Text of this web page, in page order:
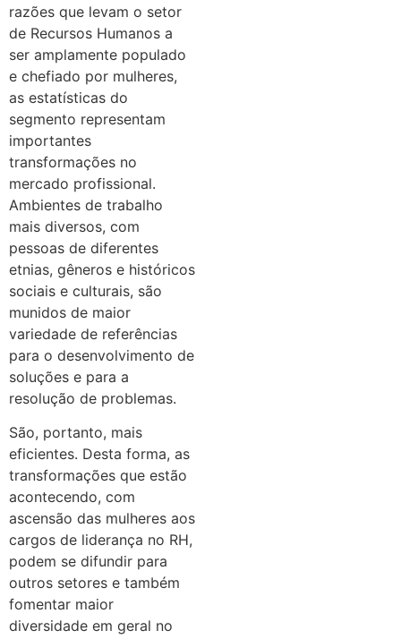
razões que levam o setor
de Recursos Humanos a
ser amplamente populado
e chefiado por mulheres,
as estatísticas do
segmento representam
importantes
transformações no
mercado profissional.
Ambientes de trabalho
mais diversos, com
pessoas de diferentes
etnias, gêneros e históricos
sociais e culturais, são
munidos de maior
variedade de referências
para o desenvolvimento de
soluções e para a
resolução de problemas.
São, portanto, mais
eficientes. Desta forma, as
transformações que estão
acontecendo, com
ascensão das mulheres aos
cargos de liderança no RH,
podem se difundir para
outros setores e também
fomentar maior
diversidade em geral no